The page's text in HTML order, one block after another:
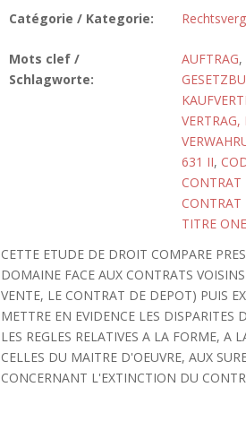
Catégorie / Kategorie:
Mots clef /
Schlagworte:
AUFTRAG,
631 II,
CONTRAT
CONTRAT
TITRE
CETTE ETUDE DE DROIT COMPARE
DOMAINE FACE AUX CONTRATS
VENTE, LE CONTRAT DE DEPOT) PUIS
METTRE EN EVIDENCE LES DISPARITES
LES REGLES RELATIVES A LA FORME,
CELLES DU MAITRE D'OEUVRE, AUX
CONCERNANT L'EXTINCTION DU